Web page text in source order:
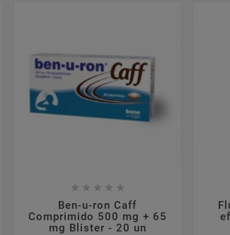
    
Ben-u-ron Caff
Comprimido 500 mg + 65
mg Blister - 20 un